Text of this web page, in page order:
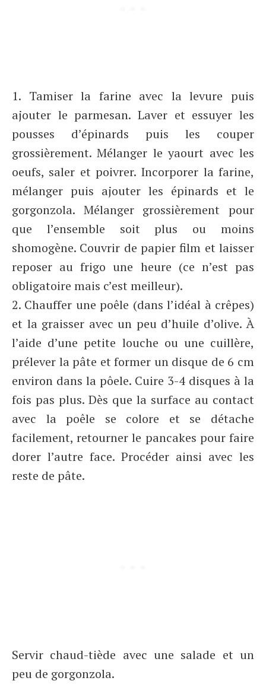
1. Tamiser la farine avec la levure puis
ajouter le parmesan. Laver et essuyer les
pousses d’épinards puis les couper
grossièrement. Mélanger le yaourt avec les
oeufs, saler et poivrer. Incorporer la farine,
mélanger puis ajouter les épinards et le
gorgonzola. Mélanger grossièrement pour
que l’ensemble soit plus ou moins
shomogène. Couvrir de papier film et laisser
reposer au frigo une heure (ce n’est pas
obligatoire mais c’est meilleur).
2. Chauffer une poêle (dans l’idéal à crêpes)
et la graisser avec un peu d’huile d’olive. À
l’aide d’une petite louche ou une cuillère,
prélever la pâte et former un disque de 6 cm
environ dans la pôele. Cuire 3-4 disques à la
fois pas plus. Dès que la surface au contact
avec la poêle se colore et se détache
facilement, retourner le pancakes pour faire
dorer l’autre face. Procéder ainsi avec les
reste de pâte.
Servir chaud-tiède avec une salade et un
peu de gorgonzola.